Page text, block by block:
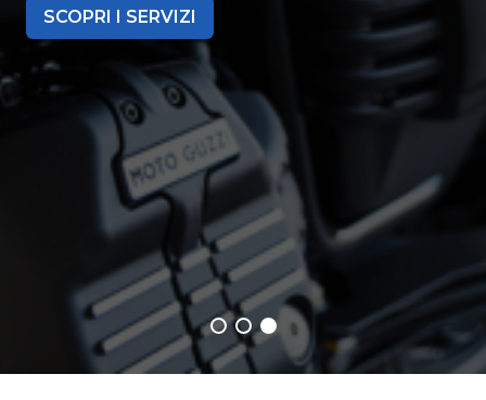
SCOPRI I SERVIZI